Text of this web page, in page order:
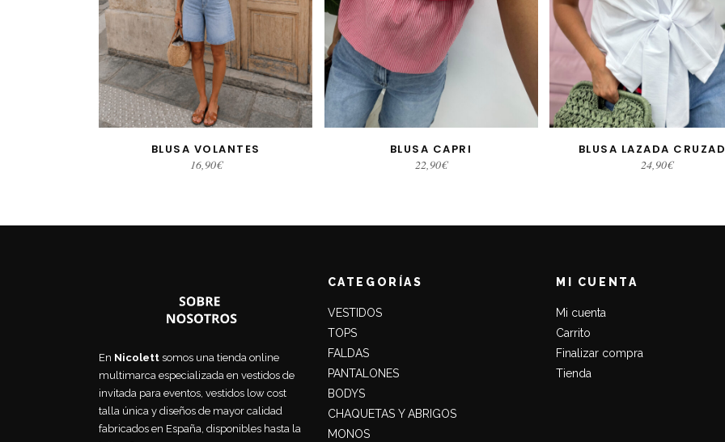
SELECCIONAR OPCIONES
BLUSA VOLANTES
16,90€
AÑADIR AL CARRITO
BLUSA CAPRI
22,90€
SELECCIONAR
BLUSA LAZADA
24,90€
En Nicolett somos una tienda online
multimarca especializada en vestidos de
invitada para eventos, vestidos low cost
talla única y diseños de mayor calidad
fabricados en España, disponibles hasta la
CATEGORÍAS
VESTIDOS
TOPS
FALDAS
PANTALONES
BODYS
CHAQUETAS Y ABRIGOS
MONOS
MI CUENTA
Mi cuenta
Carrito
Finalizar compra
Tienda